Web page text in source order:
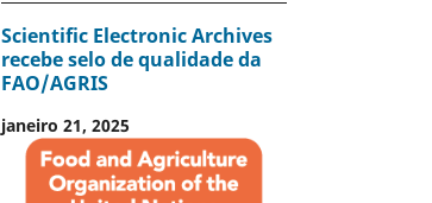
Scientific Electronic Archives
recebe selo de qualidade da
FAO/AGRIS
janeiro 21, 2025